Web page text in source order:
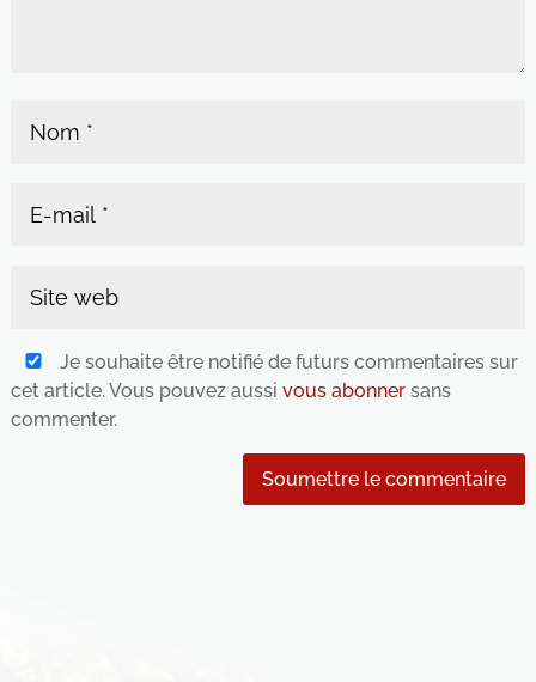
Je souhaite être notifié de futurs commentaires sur
cet article. Vous pouvez aussi vous abonnersans
commenter.
Soumettre le commentaire